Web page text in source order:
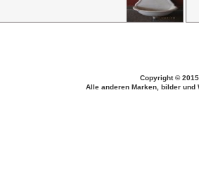
Copyright ©
Alle anderen Marken, bilder und